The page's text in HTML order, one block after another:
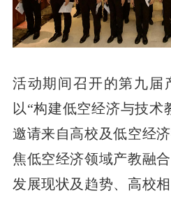
活动期间召开的第九届
以“构建低空经济与技术
邀请来自高校及低空经
焦低空经济领域产教融
发展现状及趋势、高校